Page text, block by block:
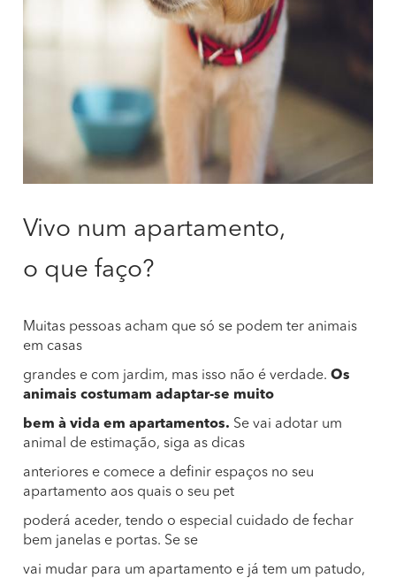
Vivo num apartamento,
o que faço?
Muitas pessoas acham que só se podem ter animais
em casas
grandes e com jardim, mas isso não é verdade. Os
animais costumam adaptar-se muito
bem à vida em apartamentos. Se vai adotar um
animal de estimação, siga as dicas
anteriores e comece a definir espaços no seu
apartamento aos quais o seu pet
poderá aceder, tendo o especial cuidado de fechar
bem janelas e portas. Se se
vai mudar para um apartamento e já tem um patudo,